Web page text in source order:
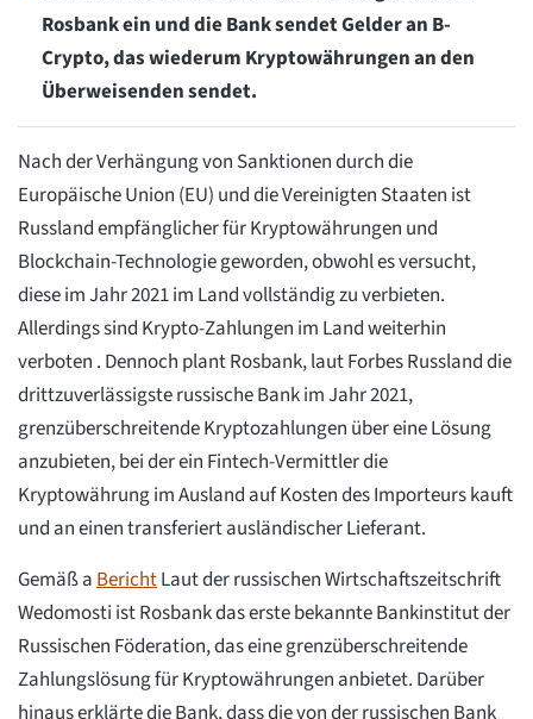
Rosbank ein und die Bank sendet Gelder an B-
Crypto, das wiederum Kryptowährungen an den
Überweisenden sendet.
Nach der Verhängung von Sanktionen durch die
Europäische Union (EU) und die Vereinigten Staaten ist
Russland empfänglicher für Kryptowährungen und
Blockchain-Technologie geworden, obwohl es versucht,
diese im Jahr 2021 im Land vollständig zu verbieten.
Allerdings sind Krypto-Zahlungen im Land weiterhin
verboten . Dennoch plant Rosbank, laut Forbes Russland die
drittzuverlässigste russische Bank im Jahr 2021,
grenzüberschreitende Kryptozahlungen über eine Lösung
anzubieten, bei der ein Fintech-Vermittler die
Kryptowährung im Ausland auf Kosten des Importeurs kauft
und an einen transferiert ausländischer Lieferant.
Gemäß aBerichtLaut der russischen Wirtschaftszeitschrift
Wedomosti ist Rosbank das erste bekannte Bankinstitut der
Russischen Föderation, das eine grenzüberschreitende
Zahlungslösung für Kryptowährungen anbietet. Darüber
hinaus erklärte die Bank, dass die von der russischen Bank